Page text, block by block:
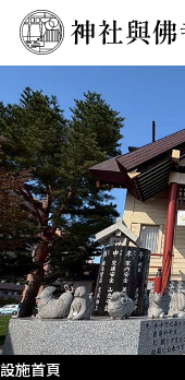
設施首頁